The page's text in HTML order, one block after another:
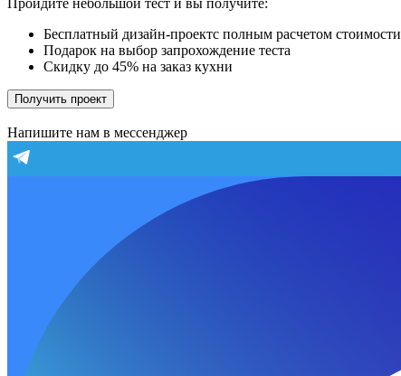
Бесплатный дизайн-проектс полным расчетом стоимости
Подарок на выбор запрохождение теста
Скидку до 45% на заказ кухни
Получить проект
Напишите нам в мессенджер